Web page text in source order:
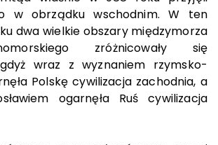
w obrządku wschodnim. W ten
dwa wielkie obszary międzymorza
zróżnicowały się
wraz z wyznaniem rzymsko-
Polskę cywilizacja zachodnia, a
ogarnęła Ruś cywilizacja